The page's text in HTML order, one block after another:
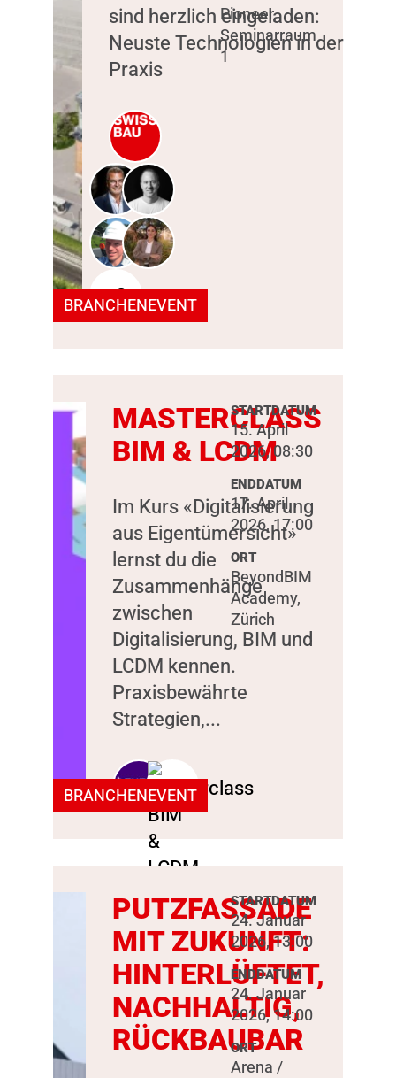
BRANCHENEVENT
sind herzlich eingeladen:
Neuste Technologien in der
Praxis
+2
Pioneer,
Seminarraum
1
BRANCHENEVENT
MASTERCLASS
BIM & LCDM
Im Kurs «Digitalisierung
aus Eigentümersicht»
lernst du die
Zusammenhänge
zwischen
Digitalisierung, BIM und
LCDM kennen.
Praxisbewährte
Strategien,...
STARTDATUM
15. April
2026, 08:30
ENDDATUM
17. April
2026, 17:00
ORT
BeyondBIM
Academy,
Zürich
PUTZFASSADE
MIT ZUKUNFT:
HINTERLÜFTET,
NACHHALTIG,
RÜCKBAUBAR
STARTDATUM
24. Januar
2026, 13:00
ENDDATUM
24. Januar
2026, 14:00
ORT
Arena /